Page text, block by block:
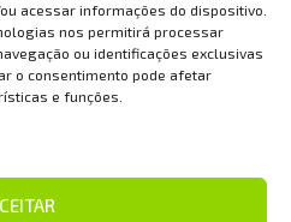
acessar informações do dispositivo.
nos permitirá processar
ou identificações exclusivas
o consentimento pode afetar
e funções.
de Compra
de Garantia
e Proteção de Dados